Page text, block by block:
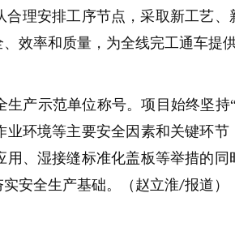
理安排工序节点，采取新工艺
效率和质量，为全线完工通车提
产示范单位称号。项目始终坚
环境等主要安全因素和关键环
、湿接缝标准化盖板等举措的
安全生产基础。（赵立淮/报道）